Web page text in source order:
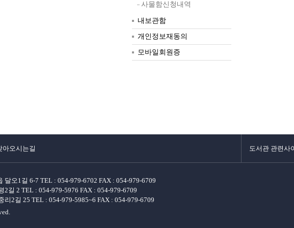
사물함신청내역
내보관함
개인정보재동의
모바일회원증
아오시는길 도서관 관련사
오1길 6-7 TEL : 054-979-6702 FAX : 054-979-6709
길 2 TEL : 054-979-5976 FAX : 054-979-6709
2길 25 TEL : 054-979-5985~6 FAX : 054-979-6709